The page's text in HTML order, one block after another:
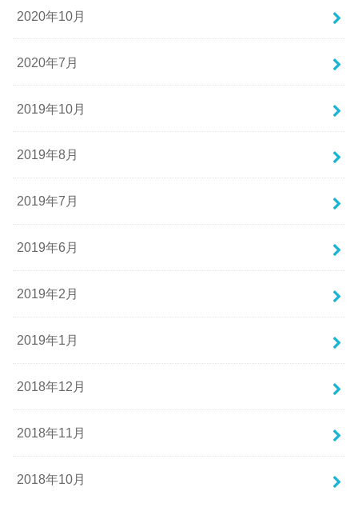
2020年10月
2020年7月
2019年10月
2019年8月
2019年7月
2019年6月
2019年2月
2019年1月
2018年12月
2018年11月
2018年10月